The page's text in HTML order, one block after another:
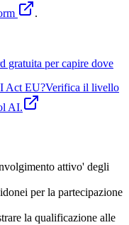
.
gratuita per capire dove
Act EU?Verifica il livello
AI.
attivo' degli
per la partecipazione
la qualificazione alle